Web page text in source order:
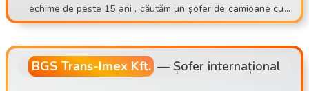
echime de peste 15 ani , căutăm un șofer de camioane cu r
emorcă pentru containere , cu program de lucru zilnic sau s
ăptămânal . 💰 Ce oferim: • Posibilitatea unui venit de 30.00
0 – 40.000 Ft/zi • Sistem de prime bazat pe numărul de curs
e • Indemnizație zilnică suplimentară pentru transporturi int
BGS Trans-Imex Kft. — Șofer internațional